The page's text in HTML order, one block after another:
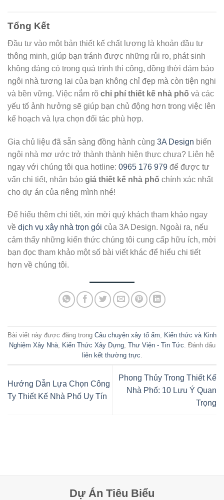
Tổng Kết
Đầu tư vào một bản thiết kế chất lượng là khoản đầu tư
thông minh, giúp bạn tránh được những rủi ro, phát sinh
không đáng có trong quá trình thi công, đồng thời đảm bảo
ngôi nhà tương lai của bạn không chỉ đẹp mà còn tiện nghi
và bền vững. Việc nắm rõ chi phí thiết kế nhà phố và các
yếu tố ảnh hưởng sẽ giúp bạn chủ động hơn trong việc lên
kế hoạch và lựa chọn đối tác phù hợp.
Gia chủ liệu đã sẵn sàng đồng hành cùng 3A Design biến
ngôi nhà mơ ước trở thành thành hiện thực chưa? Liên hệ
ngay với chúng tôi qua hotline: 0965 176 979 để được tư
vấn chi tiết, nhận báo giá thiết kế nhà phố chính xác nhất
cho dự án của riêng mình nhé!
Để hiểu thêm chi tiết, xin mời quý khách tham khảo ngay
về dịch vụ xây nhà trọn gói của 3A Design. Ngoài ra, nếu
cảm thấy những kiến thức chúng tôi cung cấp hữu ích, mời
bạn đọc tham khảo một số bài viết khác để hiểu chi tiết
hơn về chúng tôi.
Bài viết này được đăng trong Câu chuyện xây tổ ấm
Kiến thức và Kinh
Nghiệm Xây Nhà, Kiến Thức Xây Dựng, Thư Viện - Tin Tức . Đánh dấu
liên kết thường trực
Hướng Dẫn Lựa Chọn Công
Ty Thiết Kế Nhà Phố Uy Tín
Phong Thủy Trong Thiết Kế
Nhà Phố: 10 Lưu Ý Quan
Trọng
Dự Án Tiêu Biểu